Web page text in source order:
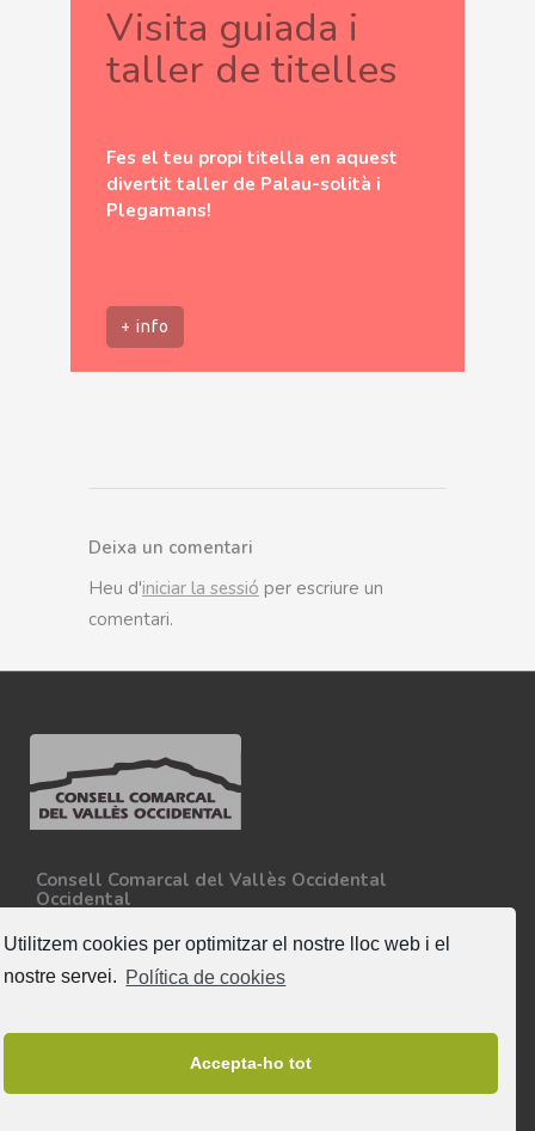
Utilitzem cookies per optimitzar el nostre lloc web i el
nostre servei. Política de cookies
Accepta-ho tot
Visita guiada i
taller de titelles
Fes el teu propi titella en aquest
divertit taller de Palau-solità i
Plegamans!
+ info
Deixa un comentari
Heu d'iniciar la sessió per escriure un
comentari.
Consell Comarcal del Vallès Occidental
Occidental
08227 - Terrassa
Tel. 93 727 35 34